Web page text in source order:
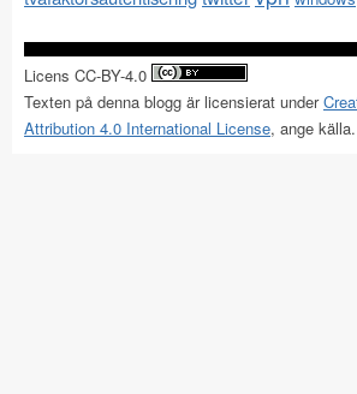
Licens CC-BY-4.0
Texten på denna blogg är licensierat under
Attribution 4.0 International License, ange källa.